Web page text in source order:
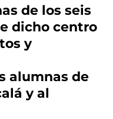
de los seis
dicho centro
y
alumnas de
y al